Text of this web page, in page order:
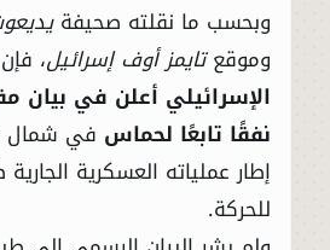
وبحسب ما نقلته صحيفة
وموقعتايمز أوف إسرائيل، فإن
الإسرائيلي أعلن في بيان
نفقًا تابعًا لحماس في شمال
إطار عملياته العسكرية الجارية
للحركة.